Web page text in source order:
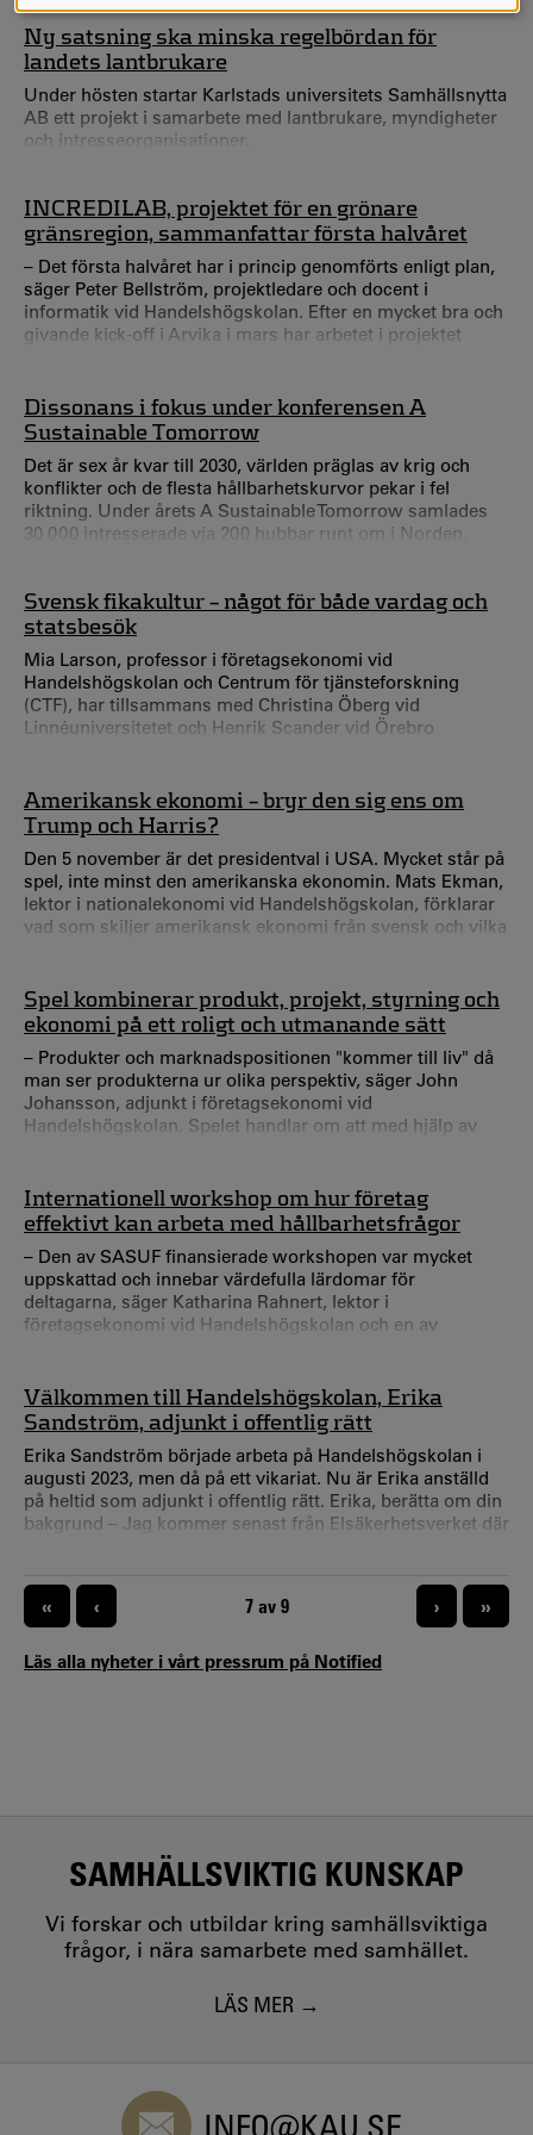
Ny satsning ska minska regelbördan för
landets lantbrukare
Under hösten startar Karlstads universitets Samhällsnytta
AB ett projekt i samarbete med lantbrukare, myndigheter
och intresseorganisationer.
INCREDILAB, projektet för en grönare
gränsregion, sammanfattar första halvåret
– Det första halvåret har i princip genomförts enligt plan,
säger Peter Bellström, projektledare och docent i
informatik vid Handelshögskolan. Efter en mycket bra och
givande kick-off i Arvika i mars har arbetet i projektet
arbetsmetoder och verktyg med fokus på spel utvecklas
för beredskapsaktörer på båda sidor om den svensk-
norska gränsen.
Dissonans i fokus under konferensen A
Sustainable Tomorrow
Det är sex år kvar till 2030, världen präglas av krig och
konflikter och de flesta hållbarhetskurvor pekar i fel
riktning. Under årets A Sustainable Tomorrow samlades
30 000 intresserade via 200 hubbar runt om i Norden.
Svensk fikakultur – något för både vardag och
statsbesök
Mia Larson, professor i företagsekonomi vid
Handelshögskolan och Centrum för tjänsteforskning
(CTF), har tillsammans med Christina Öberg vid
Linnéuniversitetet och Henrik Scander vid Örebro
När jag jobbade på Lunds universitet handledde jag en
masterstudent som skrev om fika och hygge i
destinationsmarknadsföring.
Amerikansk ekonomi – bryr den sig ens om
Trump och Harris?
Den 5 november är det presidentval i USA. Mycket står på
spel, inte minst den amerikanska ekonomin. Mats Ekman,
lektor i nationalekonomi vid Handelshögskolan, förklarar
vad som skiljer amerikansk ekonomi från svensk och vilka
Spel kombinerar produkt, projekt, styrning och
ekonomi på ett roligt och utmanande sätt
– Produkter och marknadspositionen "kommer till liv" då
man ser produkterna ur olika perspektiv, säger John
Johansson, adjunkt i företagsekonomi vid
Handelshögskolan. Spelet handlar om att med hjälp av
Internationell workshop om hur företag
effektivt kan arbeta med hållbarhetsfrågor
– Den av SASUF finansierade workshopen var mycket
uppskattad och innebar värdefulla lärdomar för
deltagarna, säger Katharina Rahnert, lektor i
företagsekonomi vid Handelshögskolan och en av
vikten av företags hållbarhetsarbete. Tanken var att det
skulle bidra till att de då kan bli mer ansvarsfulla aktörer i
sina framtida karriärer.
Välkommen till Handelshögskolan, Erika
Sandström, adjunkt i offentlig rätt
Erika Sandström började arbeta på Handelshögskolan i
augusti 2023, men då på ett vikariat. Nu är Erika anställd
på heltid som adjunkt i offentlig rätt. Erika, berätta om din
bakgrund – Jag kommer senast från Elsäkerhetsverket där
på myndigheten. Det kunde handla om allt från
offentlighet- och sekretessfrågor till rena
PAGINERING
« ‹ NUVARANDE SIDA
7 av 9 › »
Läs alla nyheter i vårt pressrum på Notified
SAMHÄLLSVIKTIG KUNSKAP
Vi forskar och utbildar kring samhällsviktiga
frågor, i nära samarbete med samhället.
LÄS MER
INFO@KAU.SE